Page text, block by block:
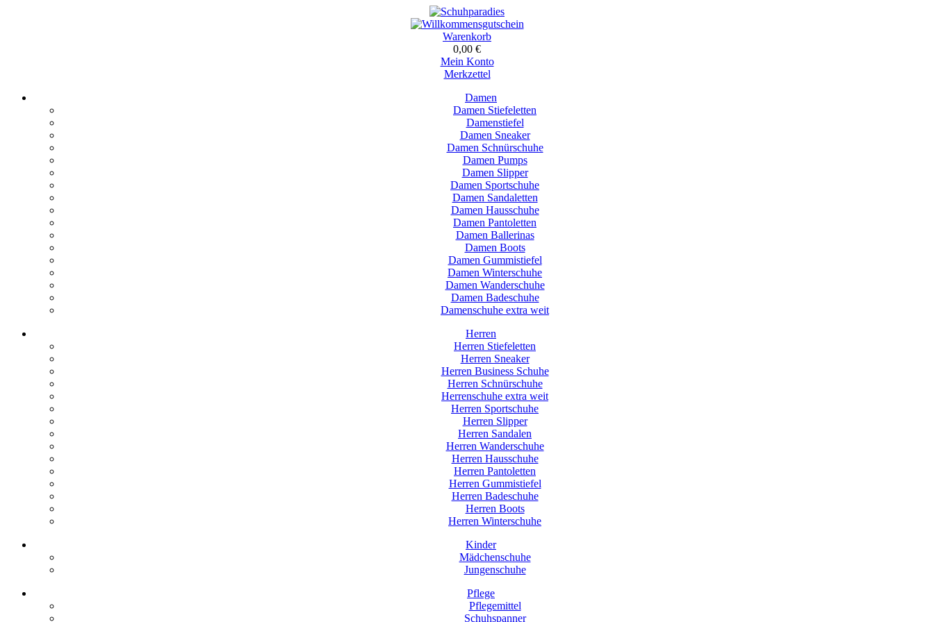
Warenkorb
0,00 €
Mein Konto
Merkzettel
Damen
Damen Stiefeletten
Damenstiefel
Damen Sneaker
Damen Schnürschuhe
Damen Pumps
Damen Slipper
Damen Sportschuhe
Damen Sandaletten
Damen Hausschuhe
Damen Pantoletten
Damen Ballerinas
Damen Boots
Damen Gummistiefel
Damen Winterschuhe
Damen Wanderschuhe
Damen Badeschuhe
Damenschuhe extra weit
Herren
Herren Stiefeletten
Herren Sneaker
Herren Business Schuhe
Herren Schnürschuhe
Herrenschuhe extra weit
Herren Sportschuhe
Herren Slipper
Herren Sandalen
Herren Wanderschuhe
Herren Hausschuhe
Herren Pantoletten
Herren Gummistiefel
Herren Badeschuhe
Herren Boots
Herren Winterschuhe
Kinder
Mädchenschuhe
Jungenschuhe
Pflege
Pflegemittel
Schuhspanner